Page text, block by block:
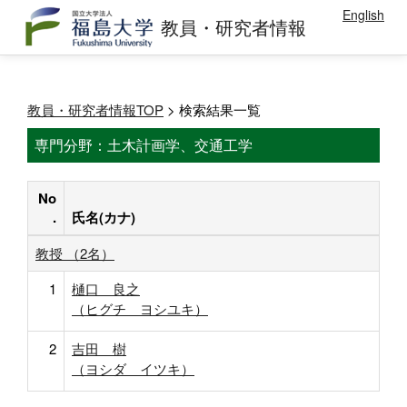
教員・研究者情報 English
教員・研究者情報TOP > 検索結果一覧
専門分野：土木計画学、交通工学
No
.
氏名(カナ)
教授 （2名）
1
樋口 良之
（ヒグチ ヨシユキ）
2
吉田 樹
（ヨシダ イツキ）